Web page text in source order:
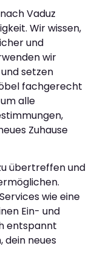
Vaduz
Wir wissen,
und
wir
setzen
fachgerecht
alle
Zuhause
übertreffen und
wie eine
Ein- und
entspannt
dein neues